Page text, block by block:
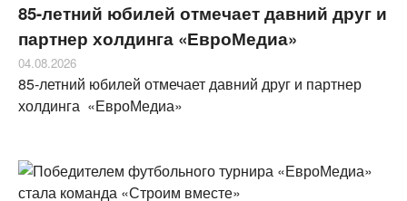
85-летний юбилей отмечает давний друг и
партнер холдинга «ЕвроМедиа»
04.08.2026
85-летний юбилей отмечает давний друг и партнер
холдинга «ЕвроМедиа»